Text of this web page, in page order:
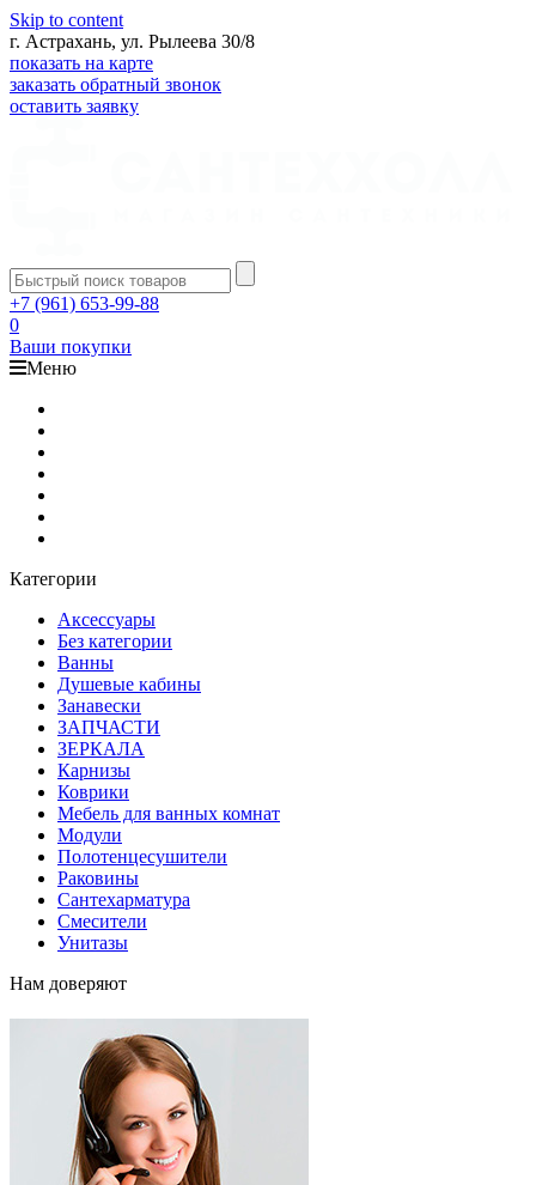
Skip to content
г. Астрахань, ул. Рылеева 30/8
показать на карте
заказать обратный звонок
оставить заявку
+7 (961) 653-99-88
0
Ваши покупки
Меню
Категории
Аксессуары
Без категории
Ванны
Душевые кабины
Занавески
ЗАПЧАСТИ
ЗЕРКАЛА
Карнизы
Коврики
Мебель для ванных комнат
Модули
Полотенцесушители
Раковины
Сантехарматура
Смесители
Унитазы
Нам доверяют